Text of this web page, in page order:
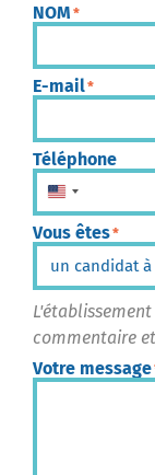
NOM *
E-mail*
Téléphone
États-Unis +1
Vous êtes*
commentaire
Votre message